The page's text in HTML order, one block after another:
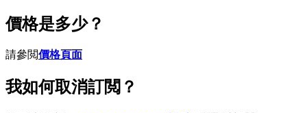
價格是多少？
請參閲價格頁面
我如何取消訂閲？